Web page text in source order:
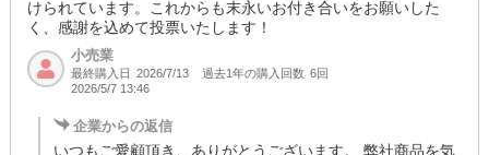
けられています。これからも末永いお付き合いをお願いした
く、感謝を込めて投票いたします！
小売業
最終購入日 2026/7/13 過去1年の購入回数 6回
2026/5/7 13:46
企業からの返信
いつもご愛顧頂き、ありがとうございます。 弊社商品を気